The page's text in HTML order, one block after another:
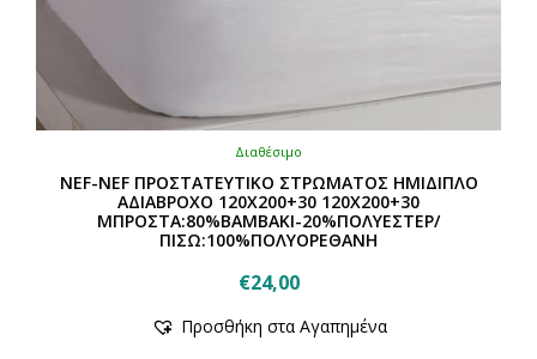
Διαθέσιμο
NEF-NEF ΠΡΟΣΤΑΤΕΥΤΙΚΟ ΣΤΡΩΜΑΤΟΣ ΗΜΙΔΙΠΛΟ
ΑΔΙΑΒΡΟΧΟ 120Χ200+30 120Χ200+30
ΜΠΡΟΣΤΑ:80%ΒΑΜΒΑΚΙ-20%ΠΟΛΥΕΣΤΕΡ/
ΠΙΣΩ:100%ΠΟΛΥΟΡΕΘΑΝΗ
€24,00
Προσθήκη στα Αγαπημένα